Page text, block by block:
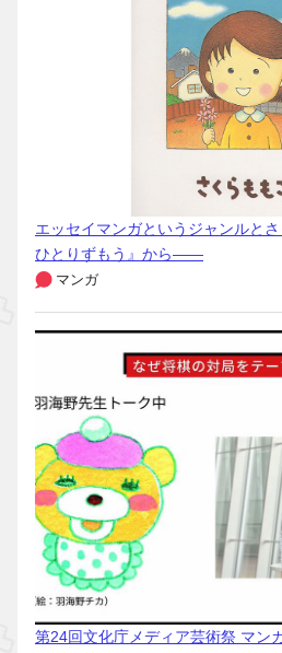
エッセイマンガというジャンルと
ひとりずもう』から――
マンガ
第24回文化庁メディア芸術祭 マン